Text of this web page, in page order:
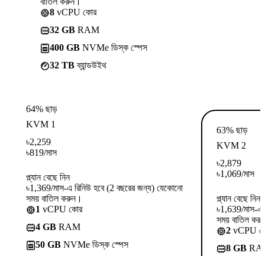
8 vCPU কোর
32 GB RAM
400 GB NVMe ডিস্ক স্পেস
32 TBব্যান্ডউইথ
64% ছাড়
KVM 1
৳2,259
৳819/মাস
প্ল্যান বেছে নিন
৳1,369/মাস-এ রিনিউ হবে (2 বছরের জন্য) যেকোনো
সময় বাতিল করুন।
1 vCPU কোর
4 GB RAM
50 GB NVMe ডিস্ক স্পেস
63% ছাড়
KVM 2
৳2,879
৳1,069/মাস
প্ল্যান বেছে নিন
৳1,639/মাস-এ
সময় বাতিল
2 vCPU
8 GB